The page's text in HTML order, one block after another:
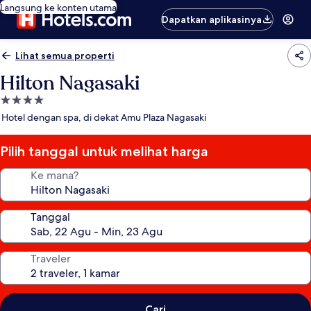
Langsung ke konten utama
Dapatkan aplikasinya
Lihat semua properti
Hilton Nagasaki
Properti
bintang
Hotel dengan spa, di dekat Amu Plaza Nagasaki
Pilih tanggal untuk melihat harga
Ke mana?
Tanggal
Traveler